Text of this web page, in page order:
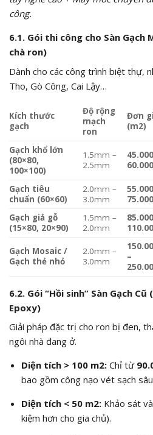
công.
6.1. Gói thi công cho Sàn Gạch
chà ron)
Dành cho các công trình biệt thự,
Tho, Gò Công, Cai Lậy…
Kích thước
gạch
Độ rộng
mạch
ron
Đơn
(m2)
Gạch khổ lớn
(80×80,
100×100)
1.5mm –
2.5mm
Gạch tiêu
chuẩn (60×60)
2.0mm –
3.0mm
Gạch giả gỗ
(15×80, 20×90)
1.5mm –
2.0mm
Gạch Mosaic /
Gạch thẻ nhỏ
2.0mm –
3.0mm
–
6.2. Gói “Hồi sinh” Sàn Gạch
Epoxy)
Giải pháp đặc trị cho ron bị đen,
ngôi nhà đang ở.
Diện tích > 100 m2:Chỉ từ
bao gồm công nạo vét sạch
Diện tích < 50 m2:Khảo sát
kiệm hơn cho gia chủ).